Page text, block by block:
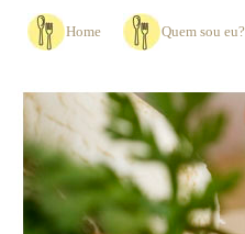
Home Quem sou eu?